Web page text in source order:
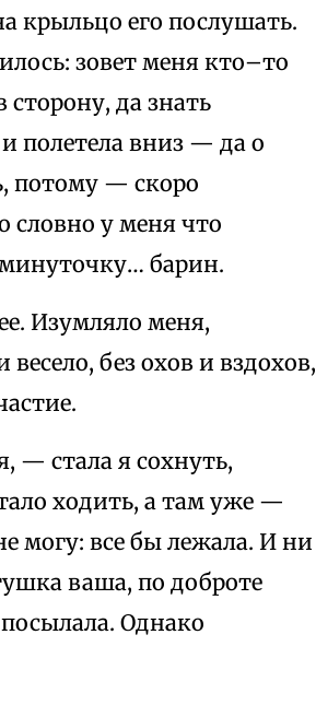
крыльцо его послушать.
зовет меня кто–то
да знать
полетела вниз — да о
потому — скоро
словно у меня что
барин.
Изумляло меня,
без охов и вздохов,
— стала я сохнуть,
ходить, а там уже —
могу: все бы лежала. И ни
ваша, по доброте
Однако